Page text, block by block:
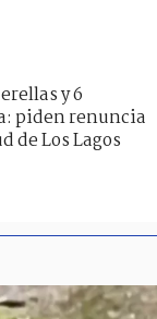
y 6
piden renuncia
de Los Lagos